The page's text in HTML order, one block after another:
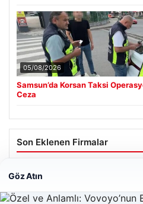
05/08/2026
Samsun’da Korsan Taksi
Ceza
Son Eklenen Firmalar
Göz Atın